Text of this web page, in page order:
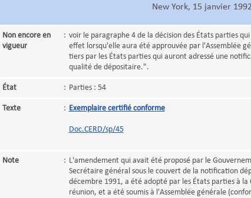
New York, 15 janvier
Non encore en
vigueur
: voir le paragraphe 4 de la décision des États parties
effet lorsqu'elle aura été approuvée par l'Assemblée
tiers par les États parties qui auront adressé une
qualité de dépositaire.".
État : Parties : 54
Texte : Exemplaire certifié conforme
Doc.CERD/sp/45
Note : L'amendement qui avait été proposé par le
Secrétaire général sous le couvert de la notification
décembre 1991, a été adopté par les États parties à
réunion, et a été soumis à l'Assemblée générale